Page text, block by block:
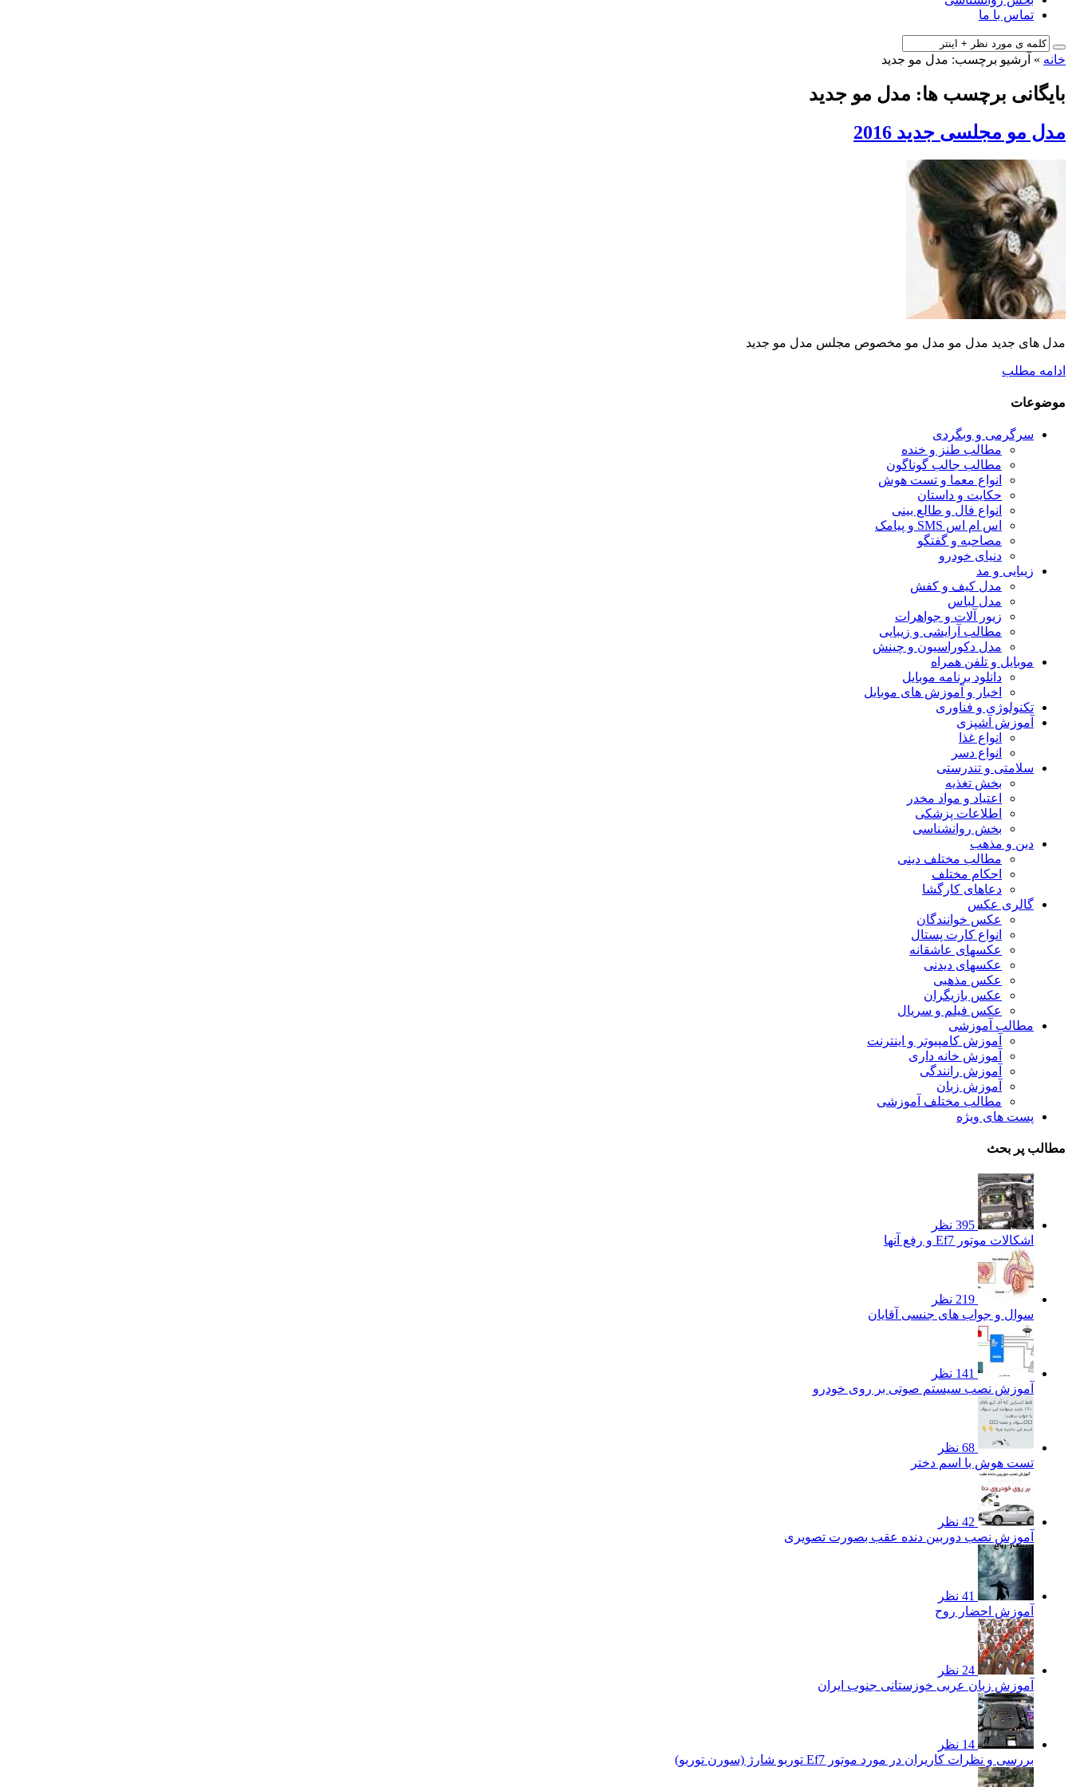
تماس با ما
خانه » آرشیو برچسب: مدل مو جدید
بایگانی برچسب ها: مدل مو جدید
مدل مو مجلسی جدید 2016
مدل های جدید مدل مو مدل مو مخصوص مجلس مدل مو جدید
ادامه مطلب
موضوعات
سرگرمی و وبگردی
مطالب طنز و خنده
مطالب جالب گوناگون
انواع معما و تست هوش
حکایت و داستان
انواع فال و طالع بینی
اس ام اس SMS و پیامک
مصاحبه و گفتگو
دنیای خودرو
زیبایی و مد
مدل کیف و کفش
مدل لباس
زیور آلات و جواهرات
مطالب آرایشی و زیبایی
مدل دکوراسیون و چینش
موبایل و تلفن همراه
دانلود برنامه موبایل
اخبار و آموزش های موبایل
تکنولوژی و فناوری
آموزش آشپزی
انواع غذا
انواع دسر
سلامتی و تندرستی
بخش تغذیه
اعتیاد و مواد مخدر
اطلاعات پزشکی
بخش روانشناسی
دین و مذهب
مطالب مختلف دینی
احکام مختلف
دعاهای کارگشا
گالری عکس
عکس خوانندگان
انواع کارت پستال
عکسهای عاشقانه
عکسهای دیدنی
عکس مذهبی
عکس بازیگران
عکس فیلم و سریال
مطالب آموزشی
آموزش کامپیوتر و اینترنت
آموزش خانه داری
آموزش رانندگی
آموزش زبان
مطالب مختلف آموزشی
پست های ویژه
مطالب پر بحث
395 نظر
اشکالات موتور Ef7 و رفع آنها
219 نظر
سوال و جواب های جنسی آقایان
141 نظر
آموزش نصب سیستم صوتی بر روی خودرو
68 نظر
تست هوش با اسم دختر
42 نظر
آموزش نصب دوربین دنده عقب بصورت تصویری
41 نظر
آموزش احضار روح
24 نظر
آموزش زبان عربی خوزستانی جنوب ایران
14 نظر
بررسی و نظرات کاریران در مورد موتور Ef7 توربو شارژ (سورن توربو)